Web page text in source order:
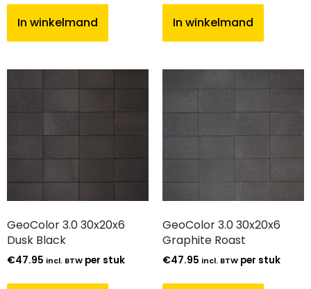
In winkelmand In winkelmand
GeoColor 3.0 30x20x6
Dusk Black
€47.95 incl. BTW per stuk
GeoColor 3.0 30x20x6
Graphite Roast
€47.95 incl. BTW per stuk